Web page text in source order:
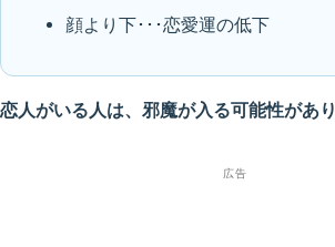
顔より下･･･恋愛運の低下
恋人がいる人は、邪魔が入る可能性があり
広告